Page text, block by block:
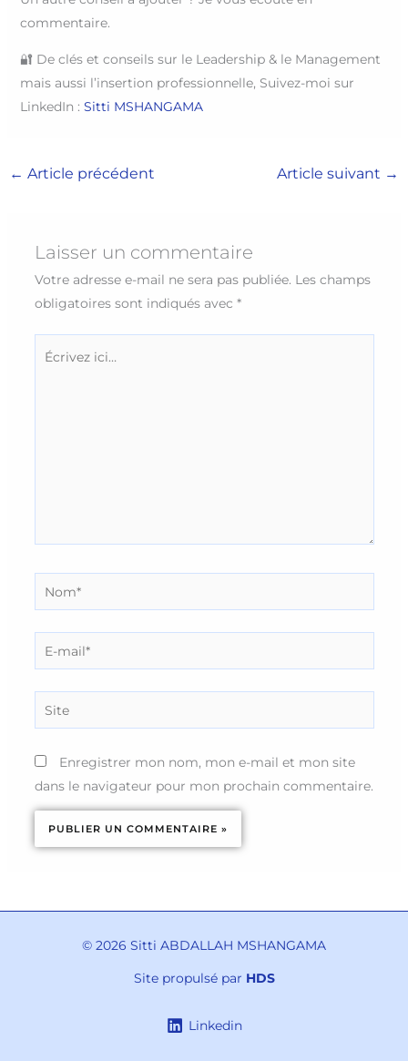
commentaire.
🔐 De clés et conseils sur le Leadership & le Management
mais aussi l’insertion professionnelle, Suivez-moi sur
LinkedIn : Sitti MSHANGAMA
← Article précédent Article suivant →
Laisser un commentaire
Votre adresse e-mail ne sera pas publiée. Les champs
obligatoires sont indiqués avec *
Nom*
E-
mail*
Site
Enregistrer mon nom, mon e-mail et mon site
dans le navigateur pour mon prochain commentaire.
© 2026 Sitti ABDALLAH MSHANGAMA
Site propulsé par HDS
Linkedin